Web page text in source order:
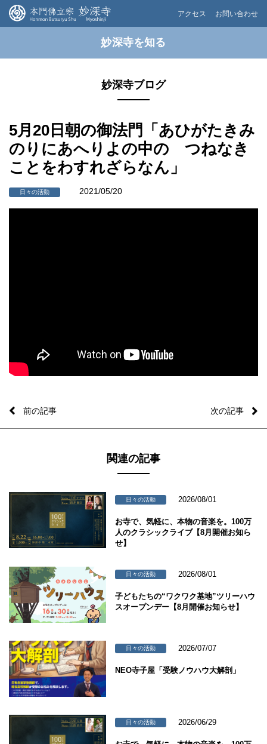
アクセス お問い合わせ
妙深寺を知る
妙深寺ブログ
5月20日朝の御法門「あひがたきみ
のりにあへりよの中の つねなき
ことをわすれざらなん」
日々の活動 2021/05/20
前の記事 次の記事
関連の記事
日々の活動 2026/08/01
お寺で、気軽に、本物の音楽を。100万
人のクラシックライブ【8月開催お知ら
せ】
日々の活動 2026/08/01
子どもたちの“ワクワク基地”ツリーハウ
スオープンデー【8月開催お知らせ】
日々の活動 2026/07/07
NEO寺子屋「受験ノウハウ大解剖」
日々の活動 2026/06/29